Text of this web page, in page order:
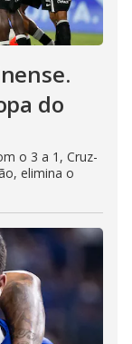
do
o 3 a 1, Cruz-
elimina o